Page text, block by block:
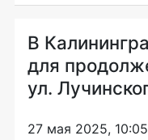
В
для
ул.
27 мая 2025, 10:05